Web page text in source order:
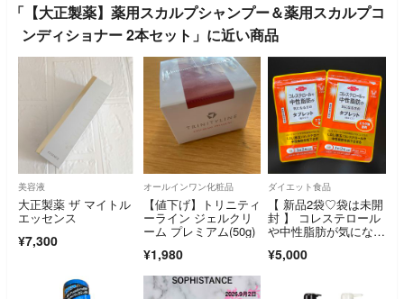
「【大正製薬】薬用スカルプシャンプー＆薬用スカルプコ
ンディショナー 2本セット」に近い商品
美容液
大正製薬 ザ マイトル
エッセンス
¥7,300
オールインワン化粧品
【値下げ】トリニティ
ーライン ジェルクリ
ーム プレミアム(50g)
¥1,980
ダイエット食品
【 新品2袋♡袋は未開
封 】 コレステロール
や中性脂肪が気になる
¥5,000